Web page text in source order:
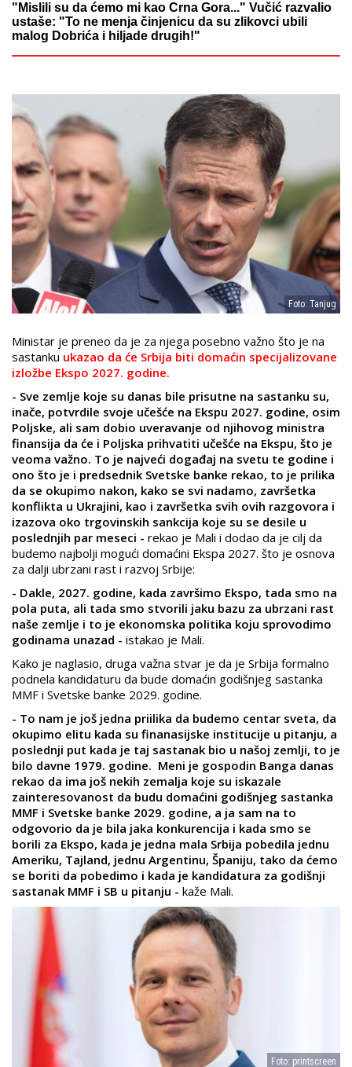
"Mislili su da ćemo mi kao Crna Gora..." Vučić razvalio
ustaše: "To ne menja činjenicu da su zlikovci ubili
malog Dobrića i hiljade drugih!"
Foto: Tanjug
Ministar je preneo da je za njega posebno važno što je na
sastanku ukazao da će Srbija biti domaćin specijalizovane
izložbe Ekspo 2027. godine.
- Sve zemlje koje su danas bile prisutne na sastanku su,
inače, potvrdile svoje učešće na Ekspu 2027. godine, osim
Poljske, ali sam dobio uveravanje od njihovog ministra
finansija da će i Poljska prihvatiti učešće na Ekspu, što je
veoma važno. To je najveći događaj na svetu te godine i
ono što je i predsednik Svetske banke rekao, to je prilika
da se okupimo nakon, kako se svi nadamo, završetka
konflikta u Ukrajini, kao i završetka svih ovih razgovora i
izazova oko trgovinskih sankcija koje su se desile u
poslednjih par meseci - rekao je Mali i dodao da je cilj da
budemo najbolji mogući domaćini Ekspa 2027. što je osnova
za dalji ubrzani rast i razvoj Srbije:
- Dakle, 2027. godine, kada završimo Ekspo, tada smo na
pola puta, ali tada smo stvorili jaku bazu za ubrzani rast
naše zemlje i to je ekonomska politika koju sprovodimo
godinama unazad - istakao je Mali.
Kako je naglasio, druga važna stvar je da je Srbija formalno
podnela kandidaturu da bude domaćin godišnjeg sastanka
MMF i Svetske banke 2029. godine.
- To nam je još jedna priilika da budemo centar sveta, da
okupimo elitu kada su finanasijske institucije u pitanju, a
poslednji put kada je taj sastanak bio u našoj zemlji, to je
bilo davne 1979. godine. Meni je gospodin Banga danas
rekao da ima još nekih zemalja koje su iskazale
zainteresovanost da budu domaćini godišnjeg sastanka
MMF i Svetske banke 2029. godine, a ja sam na to
odgovorio da je bila jaka konkurencija i kada smo se
borili za Ekspo, kada je jedna mala Srbija pobedila jednu
Ameriku, Tajland, jednu Argentinu, Španiju, tako da ćemo
se boriti da pobedimo i kada je kandidatura za godišnji
sastanak MMF i SB u pitanju - kaže Mali.
Foto: printscreen